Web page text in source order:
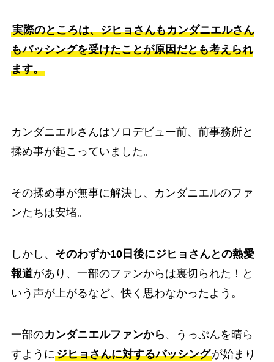
実際のところは、ジヒョさんもカンダニエルさん
もバッシングを受けたことが原因だとも考えられ
ます。
カンダニエルさんはソロデビュー前、前事務所と
揉め事が起こっていました。
その揉め事が無事に解決し、カンダニエルのファ
ンたちは安堵。
しかし、 そのわずか10日後にジヒョさんとの熱愛
報道があり、一部のファンからは裏切られた！と
いう声が上がるなど、快く思わなかったよう。
一部のカンダニエルファンから 、うっぷんを晴ら
すようにジヒョさんに対するバッシングが始まり